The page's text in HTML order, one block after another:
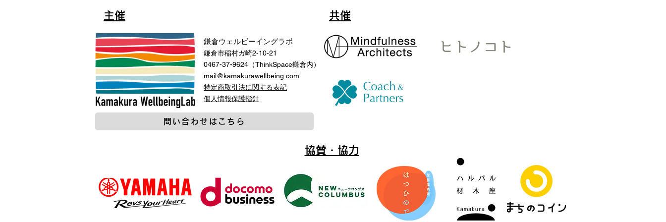
主催 共催
鎌倉ウェルビーイングラボ
鎌倉市稲村ガ崎2-10-21
0467-37-9624（ThinkSpace鎌倉内）
mail@kamakurawellbeing.com
特定商取引法に関する表記
​個人情報保護指針
問い合わせはこちら
協賛・協力